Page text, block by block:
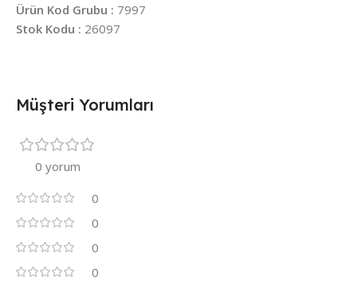
Ürün Kod Grubu : 7997
Stok Kodu : 26097
Müşteri Yorumları
0 yorum
0
0
0
0